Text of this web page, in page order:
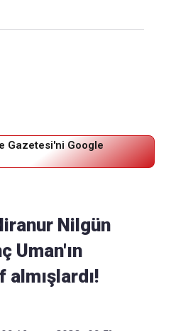
Gazetesi'ni Google
Nilgün
Uman'ın